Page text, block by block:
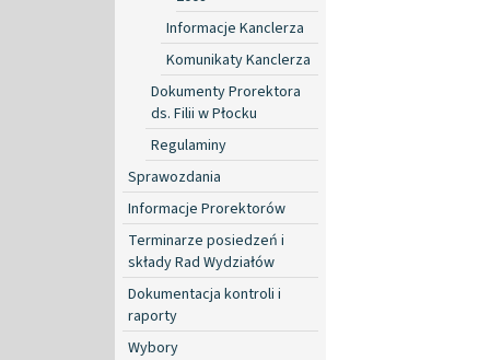
Informacje Kanclerza
Komunikaty Kanclerza
Dokumenty Prorektora
ds. Filii w Płocku
Regulaminy
Sprawozdania
Informacje Prorektorów
Terminarze posiedzeń i
składy Rad Wydziałów
Dokumentacja kontroli i
raporty
Wybory